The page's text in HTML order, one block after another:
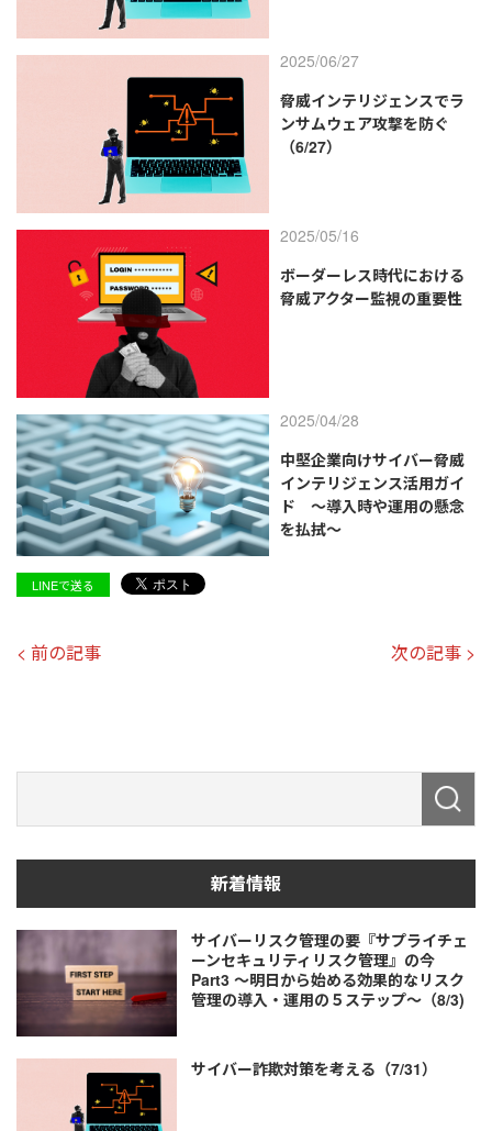
2025/06/27
脅威インテリジェンスでラ
ンサムウェア攻撃を防ぐ
（6/27）
2025/05/16
ボーダーレス時代における
脅威アクター監視の重要性
2025/04/28
中堅企業向けサイバー脅威
インテリジェンス活用ガイ
ド ～導入時や運用の懸念
を払拭～
LINEで送る
< 前の記事 次の記事 >
新着情報
サイバーリスク管理の要『サプライチェ
ーンセキュリティリスク管理』の今
Part3 ～明日から始める効果的なリスク
管理の導入・運用の５ステップ～（8/3)
サイバー詐欺対策を考える（7/31）